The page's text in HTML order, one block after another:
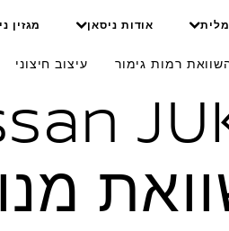
אודות ניסאן מגזין
רמות גימור עיצוב חיצוני